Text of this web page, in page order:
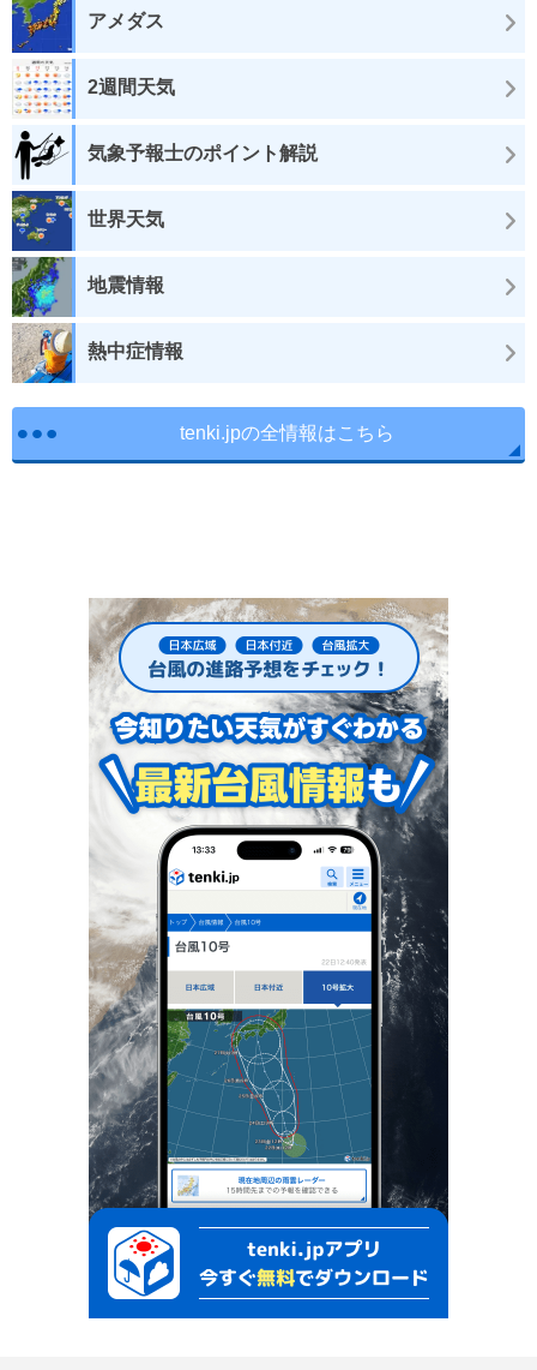
アメダス
2週間天気
気象予報士のポイント解説
世界天気
地震情報
熱中症情報
tenki.jpの全情報はこちら